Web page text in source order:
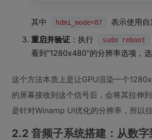
其中 hdmi_mode=87
表示使用
重启并验证 ：执行 sudo reboot
看到“1280x480”的分辨率选项，
这个方法本质上是让GPU渲染一个
的屏幕接收到这个信号后，会将其拉伸
是针对Winamp UI优化的分辨率，所以
2.2 音频子系统搭建：从数字